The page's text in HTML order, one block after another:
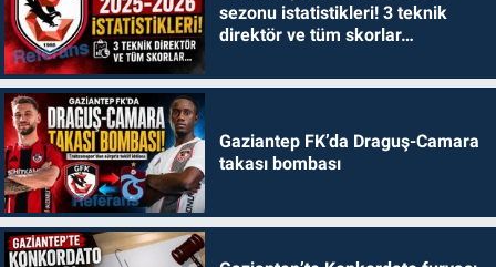
sezonu istatistikleri! 3 teknik
direktör ve tüm skorlar…
Gaziantep FK’da Draguş-Camara
takası bombası